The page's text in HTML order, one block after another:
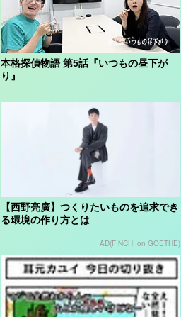
本格探偵物語 第5話『いつもの昼下が
り』
【西野亮廣】つくりたいものを追求でき
る環境の作り方とは
AD(FINCHI on GOETHE)